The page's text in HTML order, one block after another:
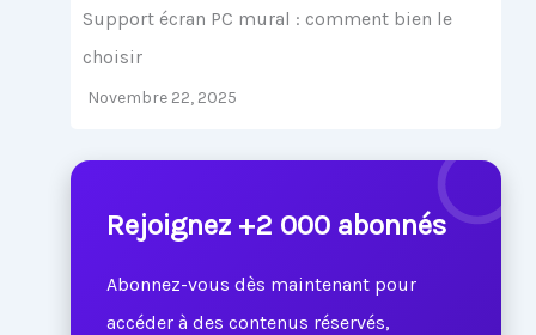
Support écran PC mural : comment bien le
choisir
Novembre 22, 2025
Rejoignez +2 000 abonnés
Abonnez-vous dès maintenant pour
accéder à des contenus réservés,